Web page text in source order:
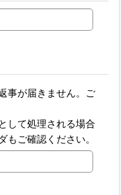
事が届きません。ご
して処理される場合
ご確認ください。